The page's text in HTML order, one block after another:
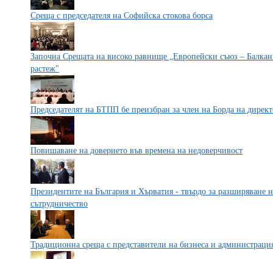
Среща с председателя на Софийска стокова борса
Започна Срещата на високо равнище „Европейски съюз –
растеж"
Председателят на БТПП бе преизбран за член на Борда на
Повишаване на доверието във времена на недоверчивост
Президентите на България и Хърватия - твърдо за разширяване
сътрудничество
Традиционна среща с представители на бизнеса и